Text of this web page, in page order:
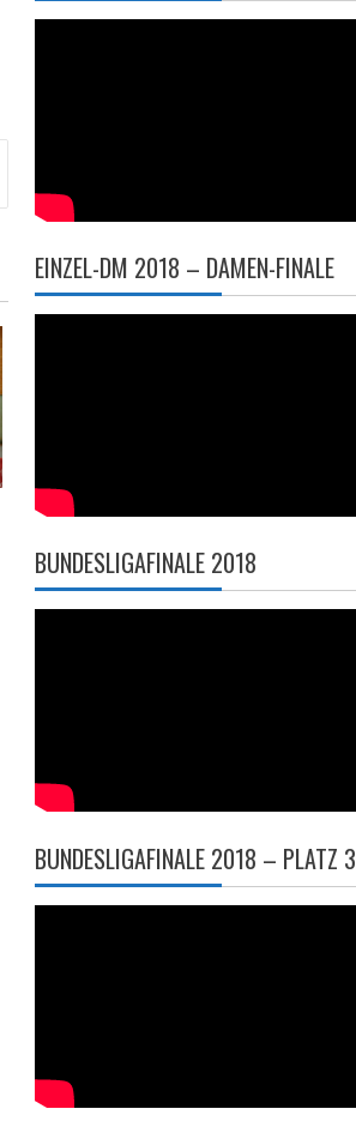
EINZEL-DM 2018 – DAMEN-FINALE
BUNDESLIGAFINALE 2018
BUNDESLIGAFINALE 2018 – PLATZ 3